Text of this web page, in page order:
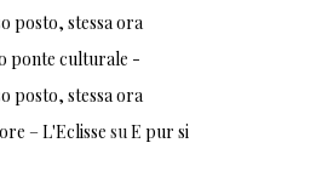
posto, stessa ora
ponte culturale -
posto, stessa ora
– L'Eclisse suE pur si